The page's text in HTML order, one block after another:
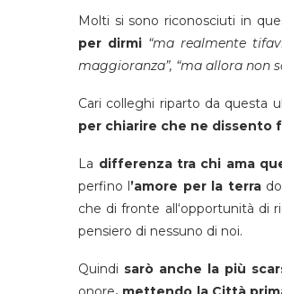
Molti si sono riconosciuti in
per dirmi “ma realmente
maggioranza”, “ma allora non
Cari colleghi riparto da questa
per chiarire che ne dissento
La differenza tra chi ama
perfino l’amore per la terra
che di fronte all‘opportunità di
pensiero di nessuno di noi.
Quindi sarò anche la più